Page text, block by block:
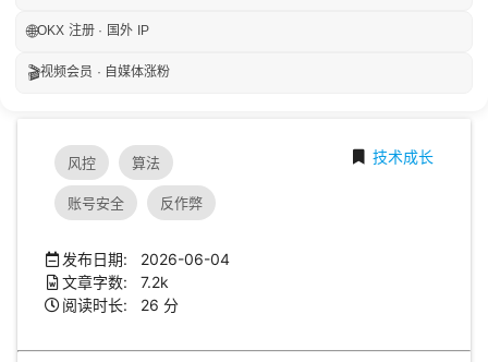
🌐OKX 注册 · 国外 IP
🎬视频会员 · 自媒体涨粉
风控 算法
账号安全 反作弊
技术成长
发布日期: 2026-06-04
文章字数: 7.2k
阅读时长: 26 分